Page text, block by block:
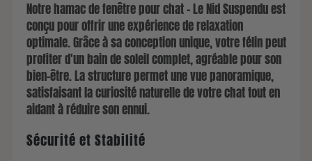
Notre hamac de fenêtre pour chat - Le Nid Suspendu est
conçu pour offrir une expérience de relaxation
optimale. Grâce à sa conception unique, votre félin peut
profiter d'un bain de soleil complet, agréable pour son
bien-être. La structure permet une vue panoramique,
satisfaisant la curiosité naturelle de votre chat tout en
aidant à réduire son ennui.
Sécurité et Stabilité